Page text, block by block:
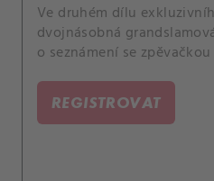
Ve druhém dílu
dvojnásobná
o seznámení se
setkání s princeznou Kate.
REGISTROVAT